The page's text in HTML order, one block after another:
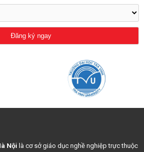
Nội là cơ sở giáo dục nghề nghiệp trực thuộc